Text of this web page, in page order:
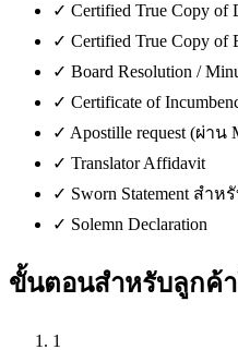
✓ Certified True Copy of
✓ Certified True Copy of
✓ Board Resolution /
✓ Certificate of
✓ Apostille request (ผ่าน
✓ Translator Affidavit
✓ Sworn Statement สำ
✓ Solemn Declaration
ขั้นตอนสำหรับลูกค้
1